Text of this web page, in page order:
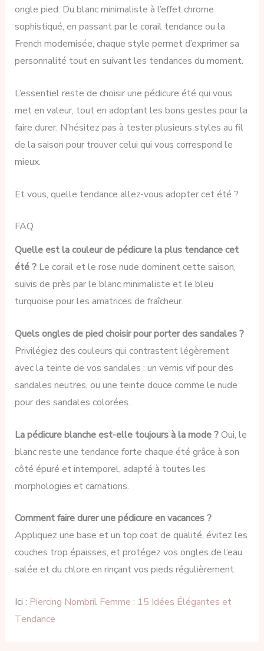
ongle pied. Du blanc minimaliste à l’effet chrome
sophistiqué, en passant par le corail tendance ou la
French modernisée, chaque style permet d’exprimer sa
personnalité tout en suivant les tendances du moment.
L’essentiel reste de choisir une pédicure été qui vous
met en valeur, tout en adoptant les bons gestes pour la
faire durer. N’hésitez pas à tester plusieurs styles au fil
de la saison pour trouver celui qui vous correspond le
mieux.
Et vous, quelle tendance allez-vous adopter cet été ?
FAQ
Quelle est la couleur de pédicure la plus tendance cet
été ?Le corail et le rose nude dominent cette saison,
suivis de près par le blanc minimaliste et le bleu
turquoise pour les amatrices de fraîcheur.
Quels ongles de pied choisir pour porter des sandales ?
Privilégiez des couleurs qui contrastent légèrement
avec la teinte de vos sandales : un vernis vif pour des
sandales neutres, ou une teinte douce comme le nude
pour des sandales colorées.
La pédicure blanche est-elle toujours à la mode ?Oui, le
blanc reste une tendance forte chaque été grâce à son
côté épuré et intemporel, adapté à toutes les
morphologies et carnations.
Comment faire durer une pédicure en vacances ?
Appliquez une base et un top coat de qualité, évitez les
couches trop épaisses, et protégez vos ongles de l’eau
salée et du chlore en rinçant vos pieds régulièrement.
Ici : Piercing Nombril Femme : 15 Idées Élégantes et
Tendance